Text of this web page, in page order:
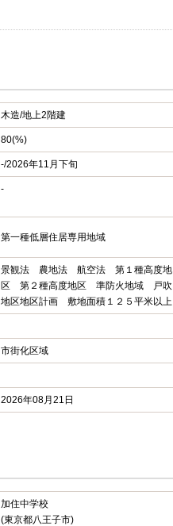
木造/地上2階建
80(%)
-/2026年11月下旬
-
第一種低層住居専用地域
景観法 農地法 航空法 第１種高度地
区 第２種高度地区 準防火地域 戸吹
地区地区計画 敷地面積１２５平米以上
市街化区域
2026年08月21日
加住中学校
(東京都八王子市)